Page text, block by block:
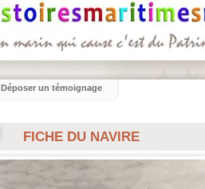
FICHE DU NAVIRE
Déposer un témoignage